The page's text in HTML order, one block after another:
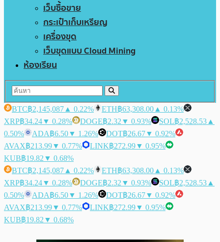
เว็บซื้อขาย
กระเป๋าเก็บเหรียญ
เครื่องขุด
เว็บขุดแบบ Cloud Mining
ห้องเรียน
BTC฿2,145,087 ▲ 0.22% ETH฿63,308.00 ▲ 0.13%
XRP฿34.24▼ 0.28% DOGE฿2.32 ▼ 0.93% SOL฿2,528.53 ▲
0.50%
ADA฿6.50▼ 1.26% DOT฿26.67▼ 0.92%
AVAX฿213.99▼ 0.77% LINK฿272.99▼ 0.95%
KUB฿19.82 ▼ 0.68%
BTC฿2,145,087 ▲ 0.22% ETH฿63,308.00 ▲ 0.13%
XRP฿34.24▼ 0.28% DOGE฿2.32 ▼ 0.93% SOL฿2,528.53 ▲
0.50%
ADA฿6.50▼ 1.26% DOT฿26.67▼ 0.92%
AVAX฿213.99▼ 0.77% LINK฿272.99▼ 0.95%
KUB฿19.82 ▼ 0.68%